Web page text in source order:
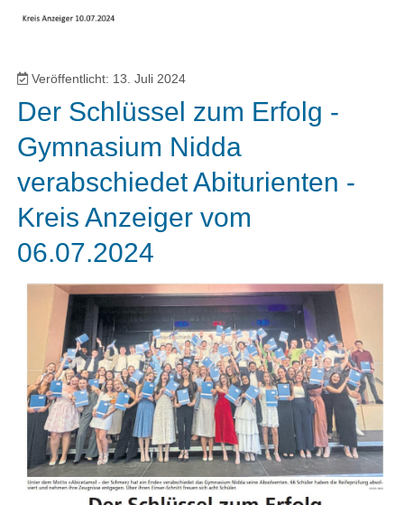
Veröffentlicht: 13. Juli 2024
Der Schlüssel zum Erfolg -
Gymnasium Nidda
verabschiedet Abiturienten -
Kreis Anzeiger vom
06.07.2024